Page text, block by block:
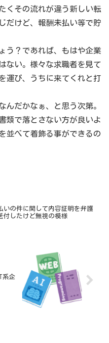
くその流れが違う新しい転
だけど、報酬未払い等で貯
う？であれば、もはや企業
ない。様々な求職者を見て
運び、うちに来てくれと打
んだかなぁ、と思う次第。
類で落とさない方が良いよ
並べて着飾る事ができるの
いの件に関して内容証明を弁護
付したけど無視の模様
系企